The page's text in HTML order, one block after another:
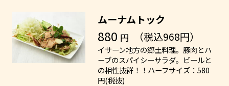
ムーナムトック
880 円 （税込968円）
イサーン地方の郷土料理。豚肉とハ
ーブのスパイシーサラダ。ビールと
の相性抜群！！ハーフサイズ：580
円(税抜)